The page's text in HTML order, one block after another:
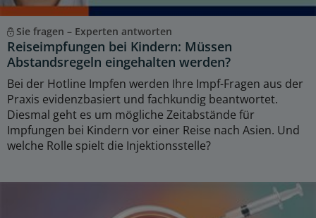
Sie fragen – Experten antworten
Reiseimpfungen bei Kindern: Müssen
Abstandsregeln eingehalten werden?
Bei der Hotline Impfen werden Ihre Impf-Fragen aus der
Praxis evidenzbasiert und fachkundig beantwortet.
Diesmal geht es um mögliche Zeitabstände für
Impfungen bei Kindern vor einer Reise nach Asien. Und
welche Rolle spielt die Injektionsstelle?